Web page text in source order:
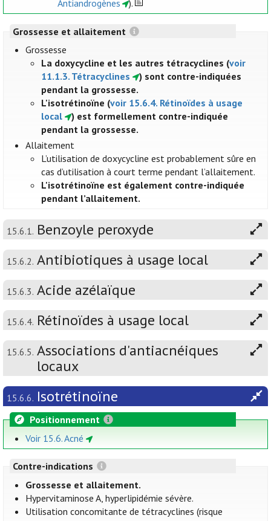
Antiandrogènes
).
Grossesse et allaitement
Grossesse
La doxycycline et les autres tétracyclines (voir
11.1.3. Tétracyclines
) sont contre-indiquées
pendant la grossesse.
L'isotrétinoïne (voir 15.6.4. Rétinoïdes à usage
local
) est formellement contre-indiquée
pendant la grossesse.
Allaitement
L’utilisation de doxycycline est probablement sûre en
cas d’utilisation à court terme pendant l’allaitement.
L'isotrétinoïne est également contre-indiquée
pendant l’allaitement.
15.6.1. Benzoyle peroxyde
15.6.2. Antibiotiques à usage local
15.6.3. Acide azélaïque
15.6.4. Rétinoïdes à usage local
15.6.5. Associations d'antiacnéiques
locaux
15.6.6. Isotrétinoïne
Positionnement
Voir 15.6. Acné
Contre-indications
Grossesse et allaitement.
Hypervitaminose A, hyperlipidémie sévère.
Utilisation concomitante de tétracyclines (risque